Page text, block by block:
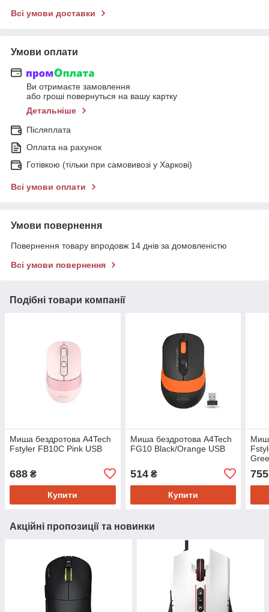
Всі умови доставки
Умови оплати
Ви отримаєте замовлення
або гроші повернуться на вашу картку
Детальніше
Післяплата
Оплата на рахунок
Готівкою (тільки при самовивозі у Харкові)
Всі умови оплати
Умови повернення
Повернення товару впродовж 14 днів за домовленістю
Всі умови повернення
Подібні товари компанії
Миша бездротова A4Tech
Fstyler FB10C Pink USB
688 ₴
Купити
Миша бездротова A4Tech
FG10 Black/Orange USB
514₴
Купити
755
Акційні пропозиції та новинки